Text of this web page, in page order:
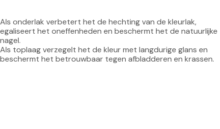
Als onderlak verbetert het de hechting van de kleurlak,
egaliseert het oneffenheden en beschermt het de natuurlijke
nagel.
Als toplaag verzegelt het de kleur met langdurige glans en
beschermt het betrouwbaar tegen afbladderen en krassen.